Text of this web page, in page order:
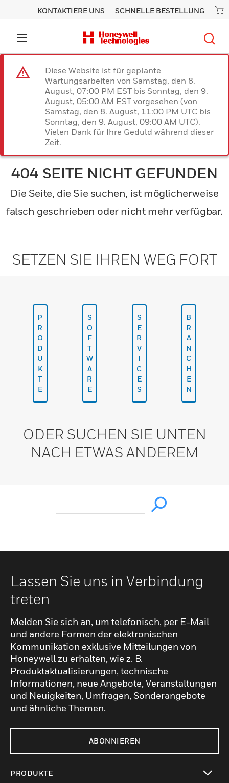
KONTAKTIERE UNS SCHNELLE BESTELLUNG
Diese Website ist für geplante
Wartungsarbeiten von Samstag, den 8.
August, 07:00 PM EST bis Sonntag, den 9.
August, 05:00 AM EST vorgesehen (von
Samstag, den 8. August, 11:00 PM UTC bis
Sonntag, den 9. August, 09:00 AM UTC).
Vielen Dank für Ihre Geduld während dieser
Zeit.
404 SEITE NICHT GEFUNDEN
Die Seite, die Sie suchen, ist möglicherweise
falsch geschrieben oder nicht mehr verfügbar.
SETZEN SIE IHREN WEG FORT
P
R
O
D
U
K
T
E
S
O
F
T
W
A
R
E
S
E
R
V
I
C
E
S
B
R
A
N
C
H
E
N
ODER SUCHEN SIE UNTEN
NACH ETWAS ANDEREM
Lassen Sie uns in Verbindung
treten
Melden Sie sich an, um telefonisch, per E-Mail
und andere Formen der elektronischen
Kommunikation exklusive Mitteilungen von
Honeywell zu erhalten, wie z. B.
Produktaktualisierungen, technische
Informationen, neue Angebote, Veranstaltungen
und Neuigkeiten, Umfragen, Sonderangebote
und ähnliche Themen.
ABONNIEREN
PRODUKTE